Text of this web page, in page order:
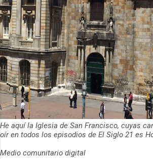
He aquí la Iglesia de San Francisco, cuyas
oír en todos los episodios de El Siglo 21 es
Medio comunitario digital